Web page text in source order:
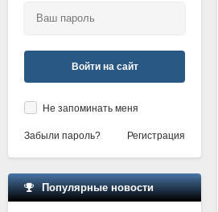
Войти на сайт
Не запоминать меня
Забыли пароль? Регистрация
Популярные новости